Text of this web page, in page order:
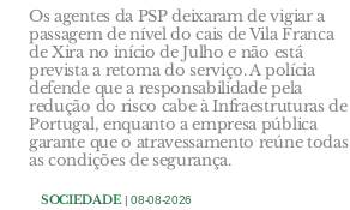
Os agentes da PSP deixaram de vigiar a
passagem de nível do cais de Vila Franca
de Xira no início de Julho e não está
prevista a retoma do serviço. A polícia
defende que a responsabilidade pela
redução do risco cabe à Infraestruturas de
Portugal, enquanto a empresa pública
garante que o atravessamento reúne todas
as condições de segurança.
SOCIEDADE| 08-08-2026